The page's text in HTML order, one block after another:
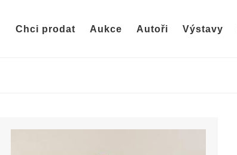
Chci prodat Aukce Autoři Výstavy